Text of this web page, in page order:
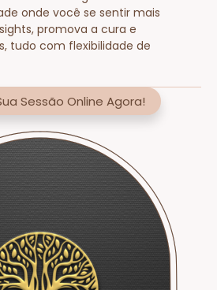
onde você se sentir mais
promova a cura e
tudo com flexibilidade de
Sessão Online Agora!